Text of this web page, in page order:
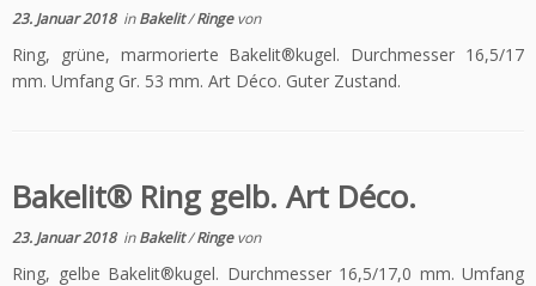
23. Januar 2018inBakelit/Ringevon
Ring, grüne, marmorierte Bakelit®kugel. Durchmesser 16,5/17
mm. Umfang Gr. 53 mm. Art Déco. Guter Zustand.
Bakelit® Ring gelb. Art Déco.
23. Januar 2018inBakelit/Ringevon
Ring, gelbe Bakelit®kugel. Durchmesser 16,5/17,0 mm. Umfang